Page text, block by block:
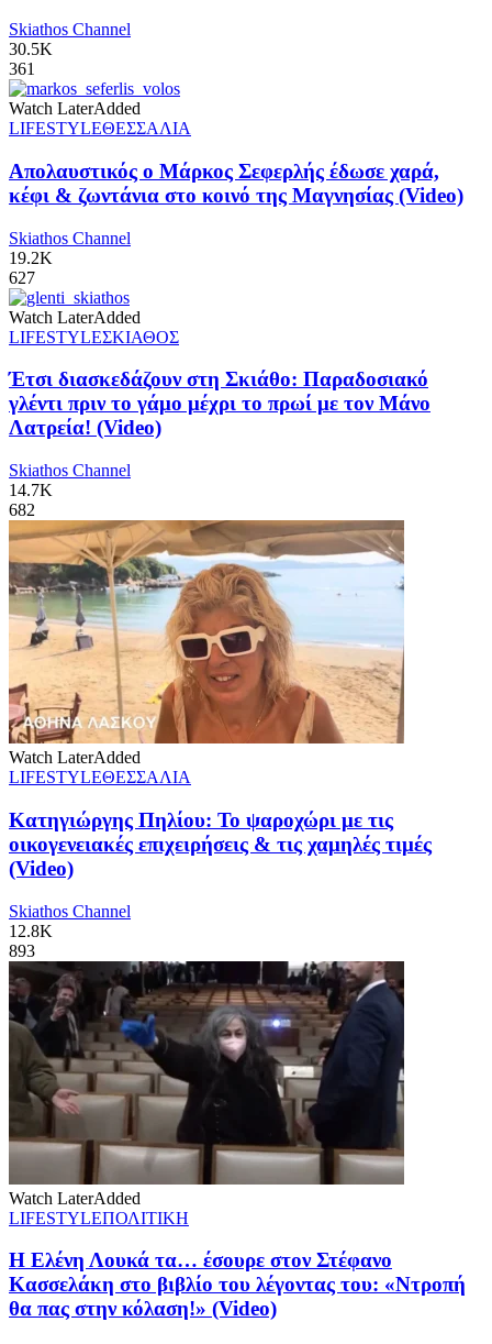
Skiathos Channel
30.5K
361
Watch LaterAdded
LIFESTYLEΘΕΣΣΑΛΙΑ
Απολαυστικός ο Μάρκος Σεφερλής έδωσε χαρά,
κέφι & ζωντάνια στο κοινό της Μαγνησίας (Video)
Skiathos Channel
19.2K
627
Watch LaterAdded
LIFESTYLEΣΚΙΑΘΟΣ
Έτσι διασκεδάζουν στη Σκιάθο: Παραδοσιακό
γλέντι πριν το γάμο μέχρι το πρωί με τον Μάνο
Λατρεία! (Video)
Skiathos Channel
14.7K
682
Watch LaterAdded
LIFESTYLEΘΕΣΣΑΛΙΑ
Κατηγιώργης Πηλίου: Το ψαροχώρι με τις
οικογενειακές επιχειρήσεις & τις χαμηλές τιμές
(Video)
Skiathos Channel
12.8K
893
Watch LaterAdded
LIFESTYLEΠΟΛΙΤΙΚΗ
Η Ελένη Λουκά τα… έσουρε στον Στέφανο
Κασσελάκη στο βιβλίο του λέγοντας του: «Ντροπή
θα πας στην κόλαση!» (Video)